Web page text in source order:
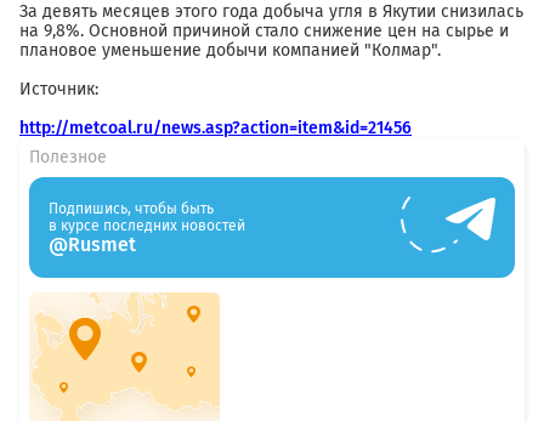
За девять месяцев этого года добыча угля в Якутии снизилась
на 9,8%. Основной причиной стало снижение цен на сырье и
плановое уменьшение добычи компанией "Колмар".
Источник:
http://metcoal.ru/news.asp?action=item&id=21456
Полезное
Подпишись, чтобы быть
в курсе последних новостей
@Rusmet